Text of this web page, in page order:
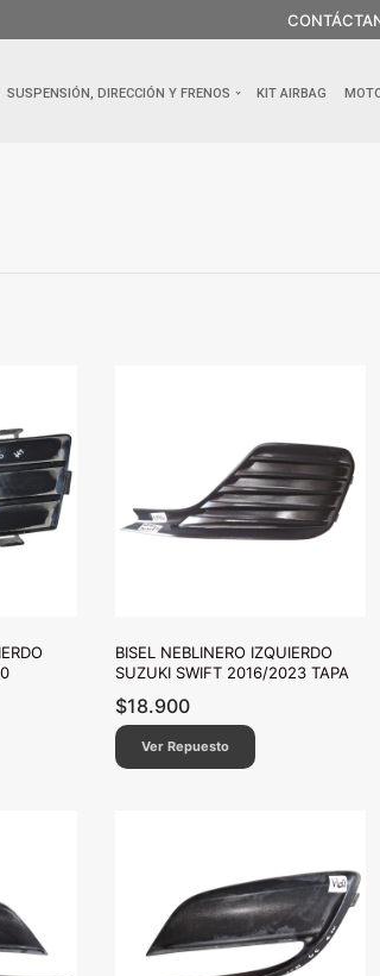
SUSPENSIÓN, DIRECCIÓN Y FRENOS KIT AIRBAG
BISEL NEBLINERO IZQUIERDO
SUZUKI SWIFT 2016/2023 TAPA
$18.900
Ver Repuesto